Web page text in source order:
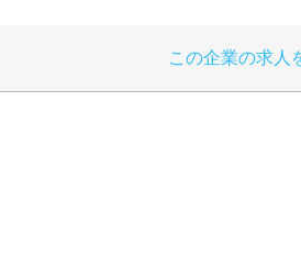
この企業の求人